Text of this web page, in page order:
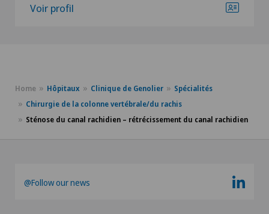
Voir profil
Home Hôpitaux Clinique de Genolier
Spécialités
Chirurgie de la colonne vertébrale/du rachis
Sténose du canal rachidien – rétrécissement du canal rachidien
@Follow our news